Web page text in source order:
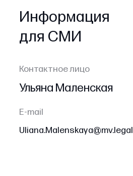
Информация
для СМИ
Контактное лицо
Ульяна Маленская
E-mail
Uliana.Malenskaya@mv.legal